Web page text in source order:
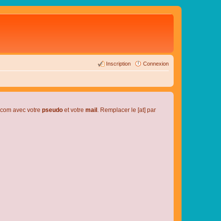
Connexion
Inscription
avec votre pseudo et votre mail . Remplacer le [at] par